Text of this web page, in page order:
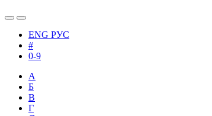
ENG РУС
#
0-9
А
Б
В
Г